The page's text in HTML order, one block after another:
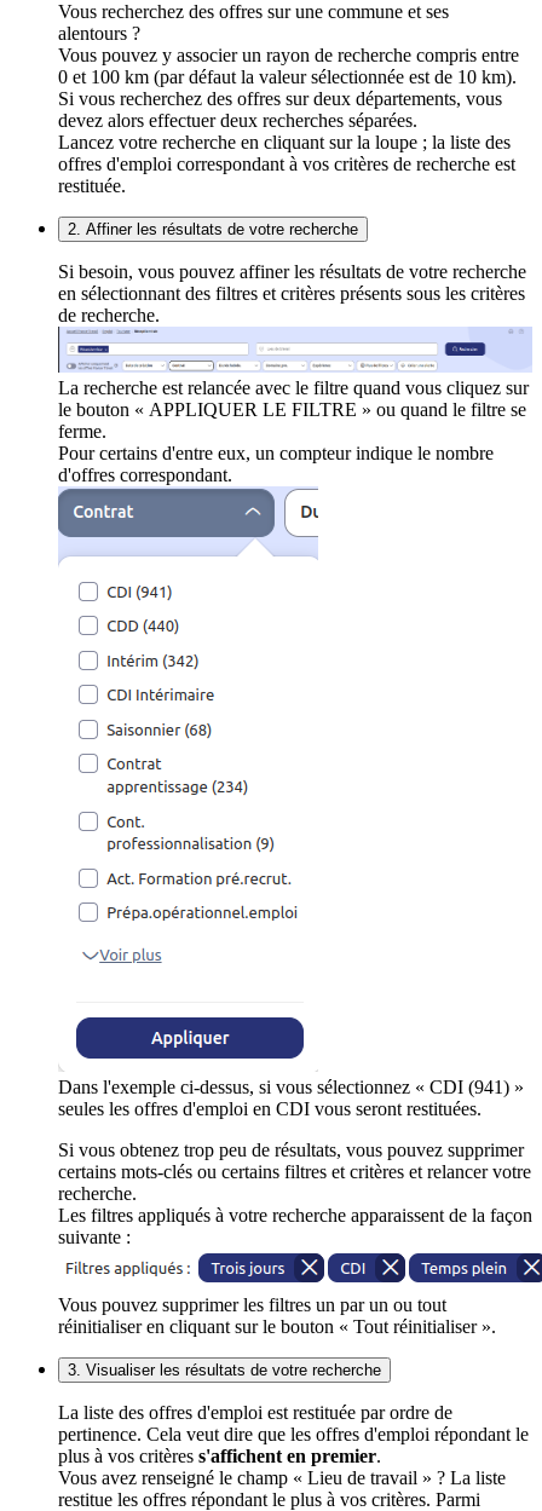
Vous recherchez des offres sur une commune et ses
alentours ?
Vous pouvez y associer un rayon de recherche compris entre
0 et 100 km (par défaut la valeur sélectionnée est de 10 km).
Si vous recherchez des offres sur deux départements, vous
devez alors effectuer deux recherches séparées.
Lancez votre recherche en cliquant sur la loupe ; la liste des
offres d'emploi correspondant à vos critères de recherche est
restituée.
2. Affiner les résultats de votre recherche
Si besoin, vous pouvez affiner les résultats de votre recherche
en sélectionnant des filtres et critères présents sous les critères
de recherche.
La recherche est relancée avec le filtre quand vous cliquez sur
le bouton « APPLIQUER LE FILTRE » ou quand le filtre se
ferme.
Pour certains d'entre eux, un compteur indique le nombre
d'offres correspondant.
Dans l'exemple ci-dessus, si vous sélectionnez « CDI (941) »
seules les offres d'emploi en CDI vous seront restituées.
Si vous obtenez trop peu de résultats, vous pouvez supprimer
certains mots-clés ou certains filtres et critères et relancer votre
recherche.
Les filtres appliqués à votre recherche apparaissent de la façon
suivante :
Vous pouvez supprimer les filtres un par un ou tout
réinitialiser en cliquant sur le bouton « Tout réinitialiser ».
3. Visualiser les résultats de votre recherche
La liste des offres d'emploi est restituée par ordre de
pertinence. Cela veut dire que les offres d'emploi répondant le
plus à vos critères s'affichent en premier.
Vous avez renseigné le champ « Lieu de travail » ? La liste
restitue les offres répondant le plus à vos critères. Parmi